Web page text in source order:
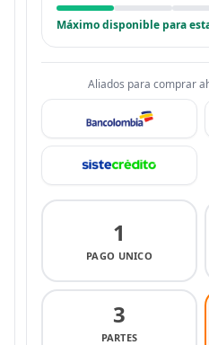
Máximo disponible para
Aliados para comprar
1
PAGO UNICO
3
PARTES